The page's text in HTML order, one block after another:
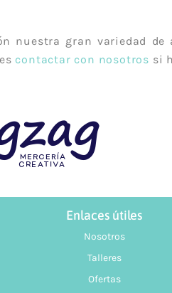
nuestra gran variedad
contactar con nosotros si
Enlaces útiles
Nosotros
Talleres
Ofertas